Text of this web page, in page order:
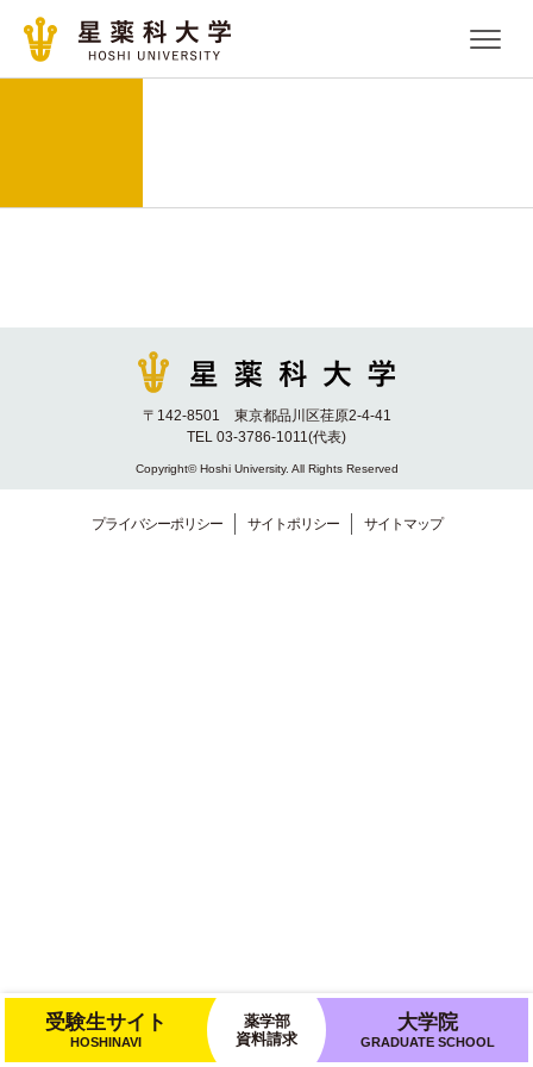
〒142-8501 東京都品川区荏原2-4-41
TEL 03-3786-1011(代表)
Copyright© Hoshi University. All Rights Reserved
プライバシーポリシー サイトポリシー サイトマップ
受験生サイト
HOSHINAVI
薬学部
資料請求
大学院
GRADUATE SCHOOL